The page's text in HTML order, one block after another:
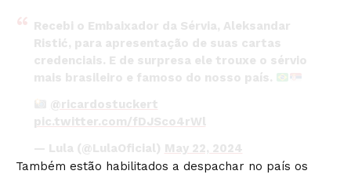
Recebi o Embaixador da Sérvia, Aleksandar
Ristić, para apresentação de suas cartas
credenciais. E de surpresa ele trouxe o sérvio
mais brasileiro e famoso do nosso país.
@ricardostuckert
pic.twitter.com/fDJSco4rWl
— Lula (@LulaOficial) May 22, 2024
Também estão habilitados a despachar no país os